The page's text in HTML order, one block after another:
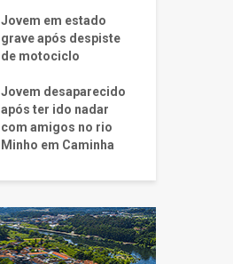
Jovem em estado
grave após despiste
de motociclo
Jovem desaparecido
após ter ido nadar
com amigos no rio
Minho em Caminha